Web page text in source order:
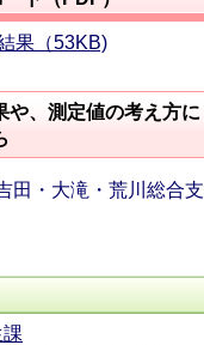
果（53KB)
や、測定値の考え方に
田・大滝・荒川総合支